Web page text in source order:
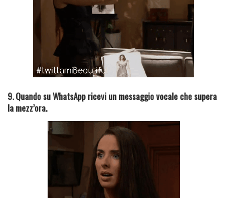
9. Quando su WhatsApp ricevi un messaggio vocale che supera
la mezz’ora.